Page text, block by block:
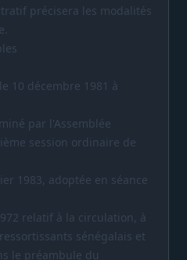
précisera les modalités
10 décembre 1981 à
par l'Assemblée
session ordinaire de
1983, adoptée en séance
relatif à la circulation, à
sénégalais et
le préambule du